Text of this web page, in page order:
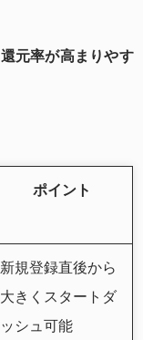
還元率が高まりやす
ポイント
新規登録直後から
大きくスタートダ
ッシュ可能